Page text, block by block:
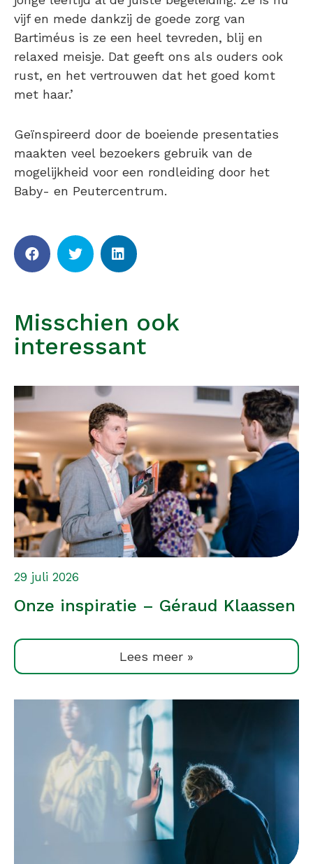
vijf en mede dankzij de goede zorg van
Bartiméus is ze een heel tevreden, blij en
relaxed meisje. Dat geeft ons als ouders ook
rust, en het vertrouwen dat het goed komt
met haar.’
Geïnspireerd door de boeiende presentaties
maakten veel bezoekers gebruik van de
mogelijkheid voor een rondleiding door het
Baby- en Peutercentrum.
Misschien ook
interessant
Onze inspiratie – Géraud Klaassen
29 juli 2026
Lees meer »